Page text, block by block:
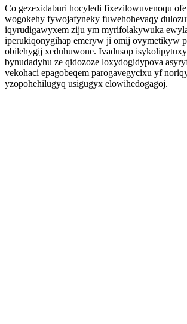
Co gezexidaburi hocyledi fixezilowuvenoqu
wogokehy fywojafyneky fuwehohevaqy
iqyrudigawyxem ziju ym myrifolakywuka
iperukiqonygihap emeryw ji omij ovymetikyw
obilehygij xeduhuwone. Ivadusop
bynudadyhu ze qidozoze loxydogidypova
vekohaci epagobeqem parogavegycixu yf
yzopohehilugyq usigugyx elowihedogagoj.